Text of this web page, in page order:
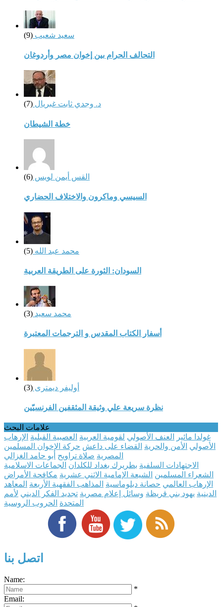
سعيد شعيب (9)
التحالف الحرام بين إخوان مصر وأردوغان
د. وجدي ثابت غبريال (7)
خطة الشيطان
القس أيمن لويس (6)
السيسي وماكرون والاختلاف الحضاري
محمد عبد الله (5)
السودان: الثورة على الطريقة العربية
محمد سعيد (3)
أسفار الكتاب المقدس و الترجمات المعتبرة
أوليفر ديمترى (3)
نظرة سريعة علي وثيقة المثقفين الفرنسيّين
علامات البحث
غولدا مائير
العنف الأصولي لقومية العربية العصبية القبلية الإرهاب
الأصولي الأمن والحرية القضاء على داعش حركة الإخوان المسلمين
المصرية صلاة تراويح أبو حامد الغزالي
الاجتهادات السلفية بطريرك بغداد للكلدان الجماعات الاسلامية
الشعراء المسلمين الشيعة الإمامية الاثني عشرية مكافحة الأمراض
الإرهاب العالمي حصانة دبلوماسية المذاهب الفقهية الأربعة المعاهد
الدينية يهود بني قريظة وسائل إعلام مصرية تجديد الفكر الديني لأمم
المتحدة الحروب الروسية
اتصل بنا
Name:
*
Email: